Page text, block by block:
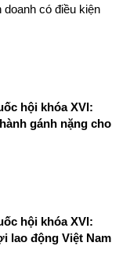
có điều kiện
hội khóa XVI:
gánh nặng cho
hội khóa XVI:
lao động Việt Nam